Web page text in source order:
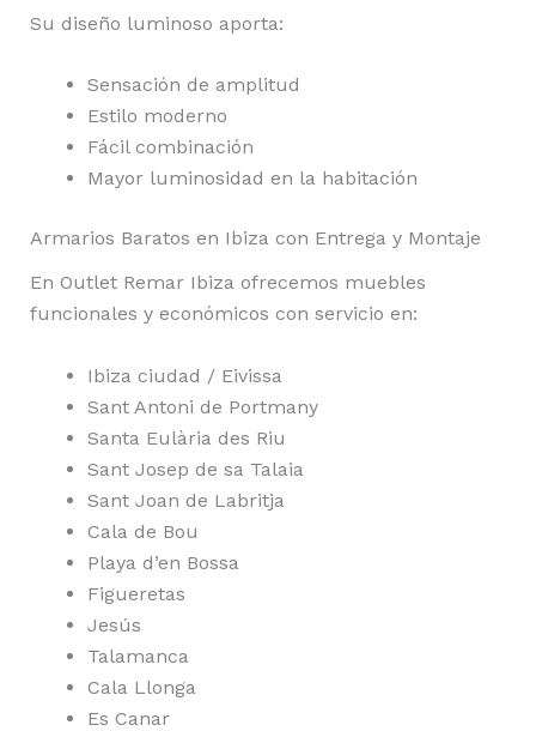
Su diseño luminoso aporta:
Sensación de amplitud
Estilo moderno
Fácil combinación
Mayor luminosidad en la habitación
Armarios Baratos en Ibiza con Entrega y Montaje
En Outlet Remar Ibiza ofrecemos muebles
funcionales y económicos con servicio en:
Ibiza ciudad / Eivissa
Sant Antoni de Portmany
Santa Eulària des Riu
Sant Josep de sa Talaia
Sant Joan de Labritja
Cala de Bou
Playa d’en Bossa
Figueretas
Jesús
Talamanca
Cala Llonga
Es Canar